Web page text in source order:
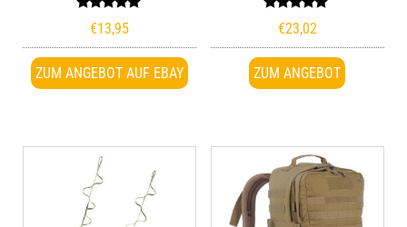
mit
von 5
€13,95
ZUM ANGEBOT AUF EBAY
mit
von 5
€23,02
ZUM ANGEBOT